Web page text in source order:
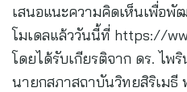
เสนอแนะความคิดเห็นเพื่อพั
โมเดลแล้ววันนี้ที่ https://
โดยได้รับเกียรติจาก ดร. ไพ
นายกสภาสถาบันวิทยสิริเมธี